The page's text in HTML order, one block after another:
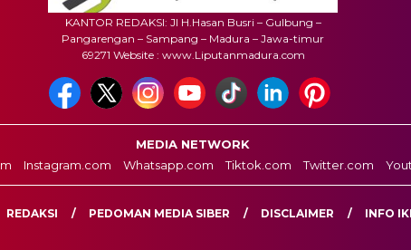
KANTOR REDAKSI: Jl H.Hasan Busri – Gulbung –
Pangarengan – Sampang – Madura – Jawa-timur
69271 Website : www.Liputanmadura.com
MEDIA NETWORK
Instagram.com Whatsapp.com Tiktok.com Twitter.com
REDAKSI PEDOMAN MEDIA SIBER DISCLAIMER INFO